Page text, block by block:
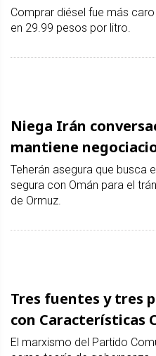
Comprar diésel fue más
en 29.99 pesos por litro.
Niega Irán
mantiene
Teherán asegura que busca
segura con Omán para el
de Ormuz.
Tres fuentes y tres
con Características
El marxismo del Partido